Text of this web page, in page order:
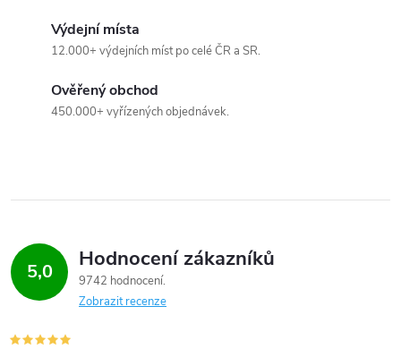
Výdejní místa
12.000+ výdejních míst po celé ČR a SR.
Ověřený obchod
450.000+ vyřízených objednávek.
5,0 Hodnocení zákazníků
9742 hodnocení
Zobrazit recenze